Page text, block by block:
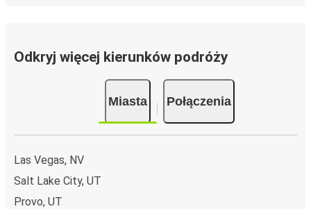
Odkryj więcej kierunków podróży
Miasta Połączenia
Las Vegas, NV
Salt Lake City, UT
Provo, UT